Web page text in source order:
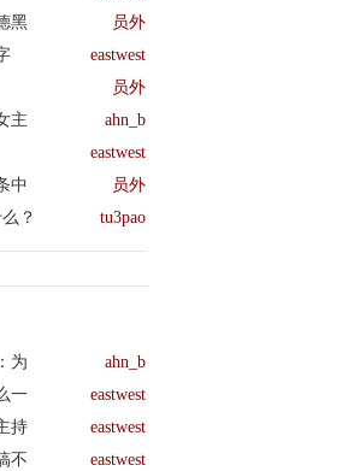
黑 员外
eastwest
员外
主 ahn_b
eastwest
中 员外
？ tu3pao
为 ahn_b
一 eastwest
持 eastwest
不 eastwest